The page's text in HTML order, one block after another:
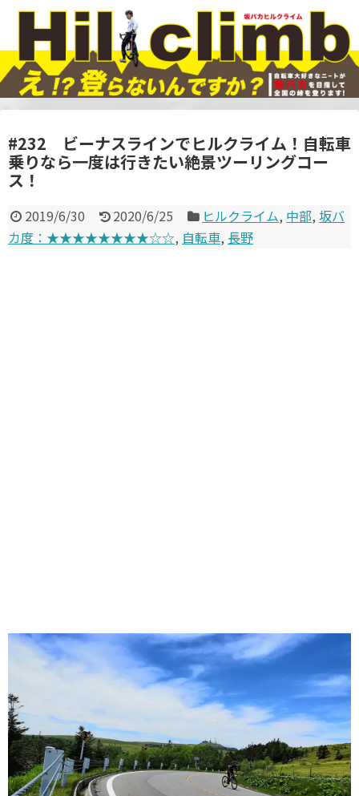
#232 ビーナスラインでヒルクライム！自転車
乗りなら一度は行きたい絶景ツーリングコー
ス！
2019/6/30 2020/6/25 ヒルクライム, 中部,坂バ
カ度：★★★★★★★★☆☆, 自転車, 長野